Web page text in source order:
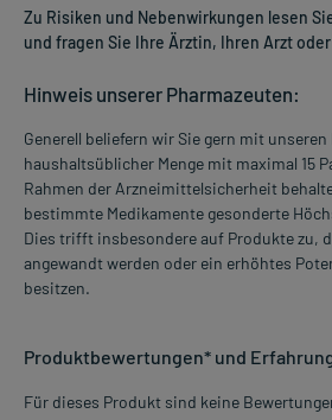
Zu Risiken und Nebenwirkungen lesen
und fragen Sie Ihre Ärztin, Ihren Arzt
Hinweis unserer Pharmazeuten:
Generell beliefern wir Sie gern mit
haushaltsüblicher Menge mit maximal 15
Rahmen der Arzneimittelsicherheit
bestimmte Medikamente gesonderte
Dies trifft insbesondere auf Produkte zu,
angewandt werden oder ein erhöhtes
besitzen.
Produktbewertungen* und
Für dieses Produkt sind keine